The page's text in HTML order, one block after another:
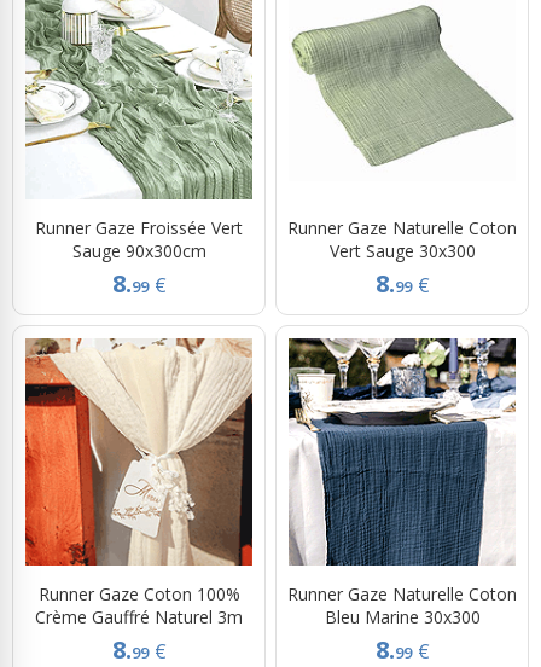
Runner Gaze Froissée Vert
Sauge 90x300cm
8.99 €
Runner Gaze Naturelle Coton
Vert Sauge 30x300
8.99 €
Runner Gaze Coton 100%
Crème Gauffré Naturel 3m
8.99 €
Runner Gaze Naturelle Coton
Bleu Marine 30x300
8.99 €